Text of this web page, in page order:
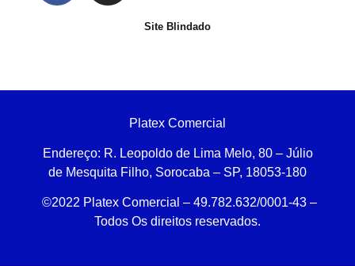
Site Blindado
Platex Comercial
Endereço: R. Leopoldo de Lima Melo, 80 – Júlio
de Mesquita Filho, Sorocaba – SP, 18053-180
©2022 Platex Comercial – 49.782.632/0001-43 –
Todos Os direitos reservados.